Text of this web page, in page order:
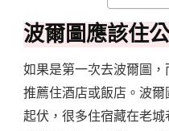
波爾圖應該住
如果是第一次去波爾圖
推薦住酒店或飯店。波
起伏，很多住宿藏在老